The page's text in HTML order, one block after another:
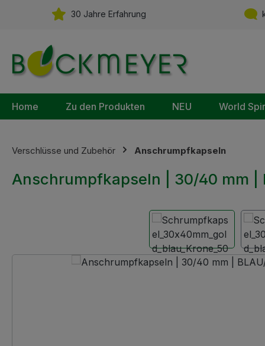
Hauptinhalt springen
Zur Suche springen
Zur Hauptnavigation springen
30 Jahre Erfahrung
Home Zu den Produkten NEU World
Verschlüsse und Zubehör Anschrumpfkapseln
Anschrumpfkapseln | 30/40 mm |